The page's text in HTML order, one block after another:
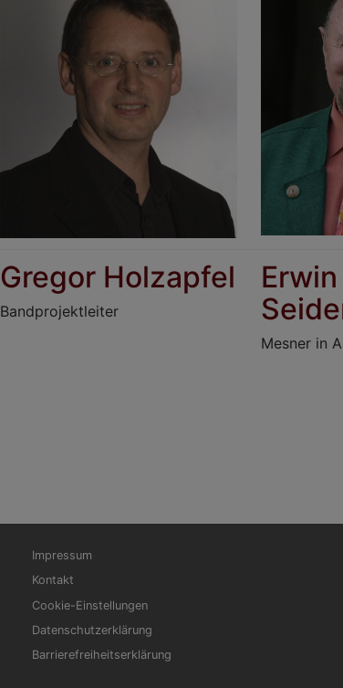
Gregor Holzapfel
Bandprojektleiter
Erwin
Mesner in
Fußbereichsmenü
Impressum
Kontakt
Cookie-Einstellungen
Datenschutzerklärung
Barrierefreiheitserklärung